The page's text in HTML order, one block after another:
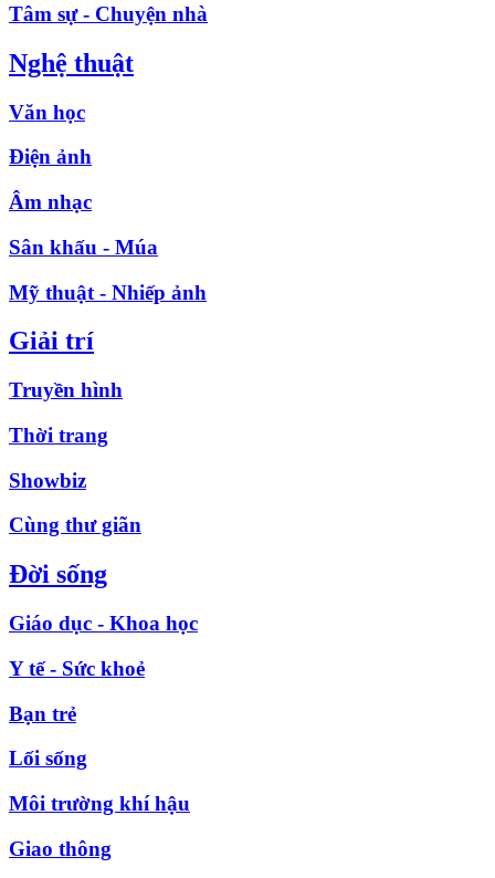
Tâm sự - Chuyện nhà
Nghệ thuật
Văn học
Điện ảnh
Âm nhạc
Sân khấu - Múa
Mỹ thuật - Nhiếp ảnh
Giải trí
Truyền hình
Thời trang
Showbiz
Cùng thư giãn
Đời sống
Giáo dục - Khoa học
Y tế - Sức khoẻ
Bạn trẻ
Lối sống
Môi trường khí hậu
Giao thông